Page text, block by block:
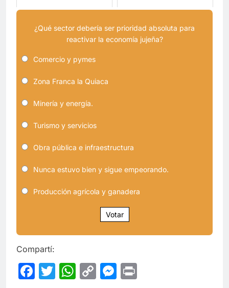
¿Qué sector debería ser prioridad absoluta para
reactivar la economía jujeña?
Comercio y pymes
Zona Franca la Quiaca
Minería y energía.
Turismo y servicios
Obra pública e infraestructura
Nunca estuvo bien y sigue empeorando.
Producción agrícola y ganadera
Votar
Compartí:
Facebook
Twitter
WhatsApp
CopyMessenger